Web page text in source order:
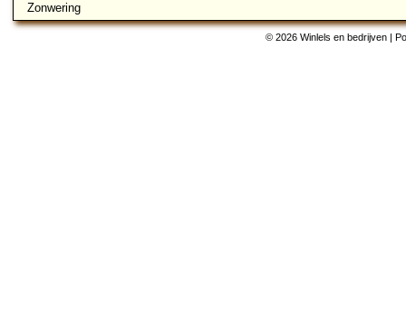
Zonwering
© 2026 Winlels en bedrijven |